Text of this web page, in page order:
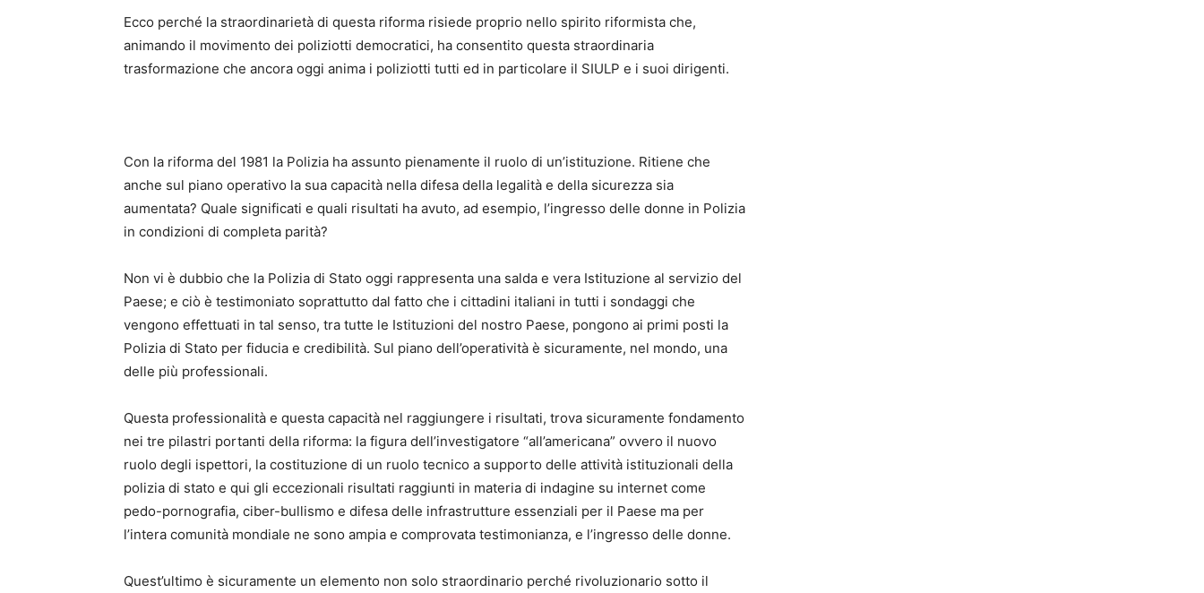
Ecco perché la straordinarietà di questa riforma risiede proprio nello spirito riformista che,
animando il movimento dei poliziotti democratici, ha consentito questa straordinaria
trasformazione che ancora oggi anima i poliziotti tutti ed in particolare il SIULP e i suoi dirigenti.
Con la riforma del 1981 la Polizia ha assunto pienamente il ruolo di un’istituzione. Ritiene che
anche sul piano operativo la sua capacità nella difesa della legalità e della sicurezza sia
aumentata? Quale significati e quali risultati ha avuto, ad esempio, l’ingresso delle donne in Polizia
in condizioni di completa parità?
Non vi è dubbio che la Polizia di Stato oggi rappresenta una salda e vera Istituzione al servizio del
Paese; e ciò è testimoniato soprattutto dal fatto che i cittadini italiani in tutti i sondaggi che
vengono effettuati in tal senso, tra tutte le Istituzioni del nostro Paese, pongono ai primi posti la
Polizia di Stato per fiducia e credibilità. Sul piano dell’operatività è sicuramente, nel mondo, una
delle più professionali.
Questa professionalità e questa capacità nel raggiungere i risultati, trova sicuramente fondamento
nei tre pilastri portanti della riforma: la figura dell’investigatore “all’americana” ovvero il nuovo
ruolo degli ispettori, la costituzione di un ruolo tecnico a supporto delle attività istituzionali della
polizia di stato e qui gli eccezionali risultati raggiunti in materia di indagine su internet come
pedo-pornografia, ciber-bullismo e difesa delle infrastrutture essenziali per il Paese ma per
l’intera comunità mondiale ne sono ampia e comprovata testimonianza, e l’ingresso delle donne.
Quest’ultimo è sicuramente un elemento non solo straordinario perché rivoluzionario sotto il